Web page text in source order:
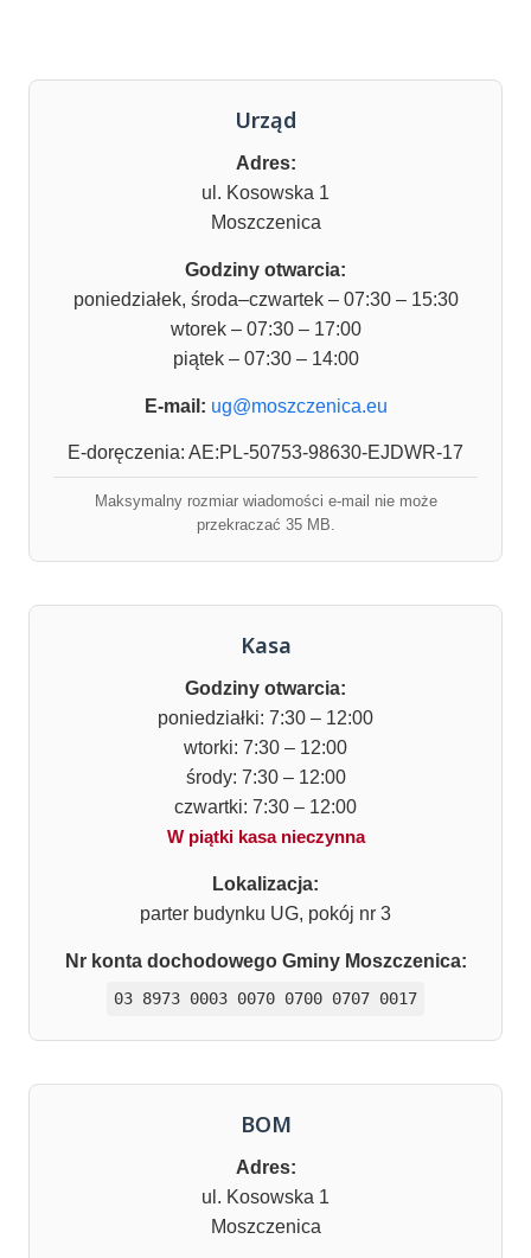
Urząd
Adres:
ul. Kosowska 1
Moszczenica
Godziny otwarcia:
poniedziałek, środa–czwartek – 07:30 – 15:30
wtorek – 07:30 – 17:00
piątek – 07:30 – 14:00
E-mail: ug@moszczenica.eu
E-doręczenia: AE:PL-50753-98630-EJDWR-17
Maksymalny rozmiar wiadomości e-mail nie może
przekraczać 35 MB.
Kasa
Godziny otwarcia:
poniedziałki: 7:30 – 12:00
wtorki: 7:30 – 12:00
środy: 7:30 – 12:00
czwartki: 7:30 – 12:00
W piątki kasa nieczynna
Lokalizacja:
parter budynku UG, pokój nr 3
Nr konta dochodowego Gminy Moszczenica:
03 8973 0003 0070 0700 0707 0017
BOM
Adres:
ul. Kosowska 1
Moszczenica